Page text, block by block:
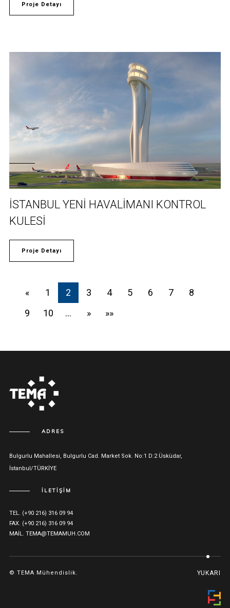
Proje Detayı
İSTANBUL YENİ HAVALİMANI KONTROL
KULESİ
Proje Detayı
« 1 2 3 4 5 6 7
8
9
10 … » »»
ADRES
Bulgurlu Mahallesi, Bulgurlu Cad. Market Sok. No:1 D:2 Üsküdar,
İstanbul/TÜRKİYE
İLETİŞİM
TEL. (+90 216) 316 09 94
FAX. (+90 216) 316 09 94
MAIL. TEMA@TEMAMUH.COM
© TEMA Mühendislik. YUKARI